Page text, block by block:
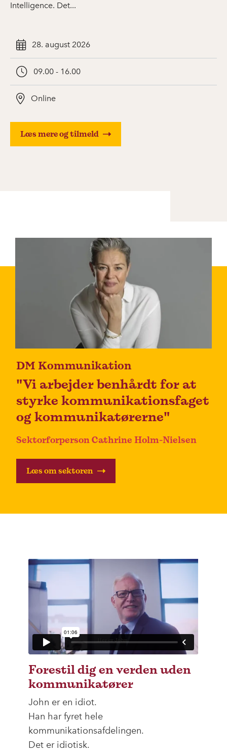
Intelligence. Det...
28. august 2026
09.00 - 16.00
Online
Læs mere og tilmeld
DM Kommunikation
"Vi arbejder benhårdt for at
styrke kommunikationsfaget
og kommunikatørerne"
Sektorforperson Cathrine Holm-Nielsen
Læs om sektoren
Forestil dig en verden uden
kommunikatører
John er en idiot.
Han har fyret hele
kommunikationsafdelingen.
Det er idiotisk.